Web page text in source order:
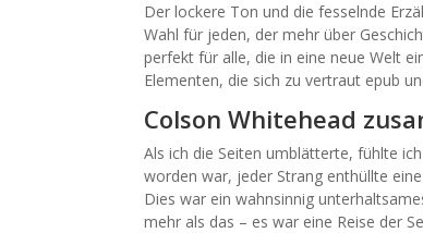
Der lockere Ton und die fesselnde
Wahl für jeden, der mehr über
perfekt für alle, die in eine neue Welt
Elementen, die sich zu vertraut epub
Colson Whitehead
Als ich die Seiten umblätterte, fühlte
worden war, jeder Strang enthüllte
Dies war ein wahnsinnig
mehr als das – es war eine Reise der